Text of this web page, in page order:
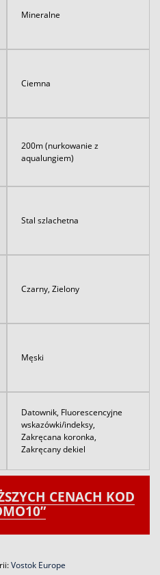
Mineralne
Ciemna
200m (nurkowanie z
aqualungiem)
Stal szlachetna
Czarny, Zielony
Męski
Datownik, Fluorescencyjne
wskazówki/indeksy,
Zakręcana koronka,
Zakręcany dekiel
CENACH KOD
Vostok Europe